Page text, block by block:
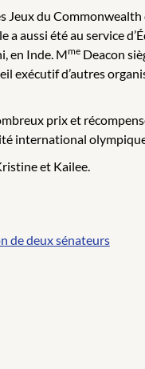
du
a aussi été au service
en Inde. Mme Deacon
exécutif d’autres
prix et
international
et Kailee.
de deux sénateurs